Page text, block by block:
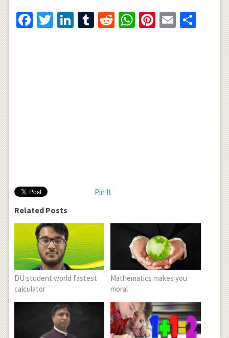
Facebook
Twitter
LinkedIn
Tumblr
RedditWhatsApp
Pinterest
Email
Pin It
Related Posts
DU student world fastest
calculator
Mathematics makes you
moral